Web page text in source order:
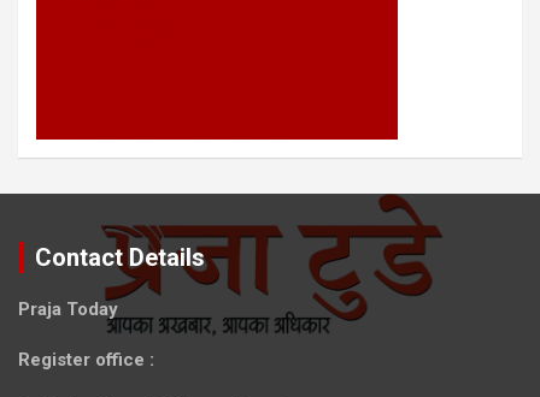
Contact Details
Praja Today
Register office :